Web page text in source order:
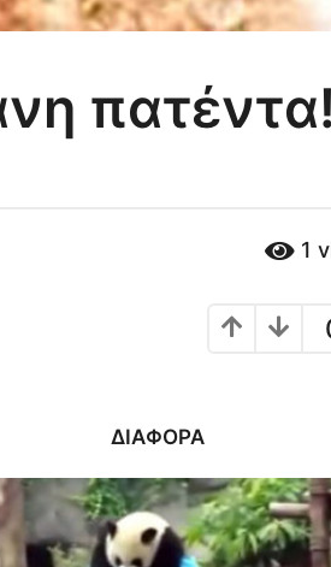
πατέντα!
1
ΔΙΆΦΟΡΑ